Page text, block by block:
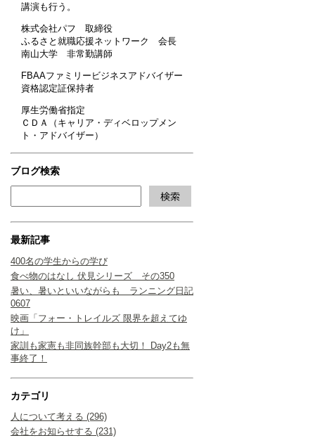
講演も行う。
株式会社パフ 取締役
ふるさと就職応援ネットワーク 会長
南山大学 非常勤講師
FBAAファミリービジネスアドバイザー
資格認定証保持者
厚生労働省指定
ＣＤＡ（キャリア・ディベロップメン
ト・アドバイザー）
ブログ検索
最新記事
400名の学生からの学び
食べ物のはなし 伏見シリーズ その350
暑い、暑いといいながらも ランニング日記
0607
映画「フォー・トレイルズ 限界を超えてゆ
け」
家訓も家憲も非同族幹部も大切！ Day2も無
事終了！
カテゴリ
人について考える (296)
会社をお知らせする (231)